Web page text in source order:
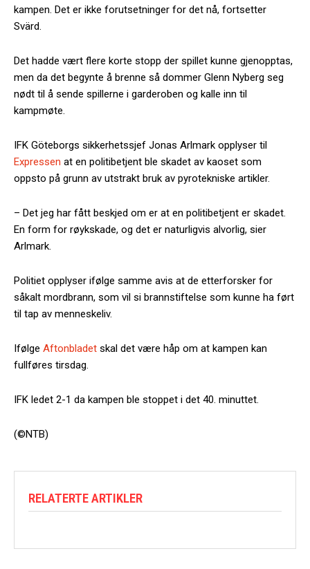
kampen. Det er ikke forutsetninger for det nå, fortsetter
Svärd.
Det hadde vært flere korte stopp der spillet kunne gjenopptas,
men da det begynte å brenne så dommer Glenn Nyberg seg
nødt til å sende spillerne i garderoben og kalle inn til
kampmøte.
IFK Göteborgs sikkerhetssjef Jonas Arlmark opplyser til
Expressen at en politibetjent ble skadet av kaoset som
oppsto på grunn av utstrakt bruk av pyrotekniske artikler.
– Det jeg har fått beskjed om er at en politibetjent er skadet.
En form for røykskade, og det er naturligvis alvorlig, sier
Arlmark.
Politiet opplyser ifølge samme avis at de etterforsker for
såkalt mordbrann, som vil si brannstiftelse som kunne ha ført
til tap av menneskeliv.
Ifølge Aftonbladet skal det være håp om at kampen kan
fullføres tirsdag.
IFK ledet 2-1 da kampen ble stoppet i det 40. minuttet.
(©NTB)
RELATERTE ARTIKLER